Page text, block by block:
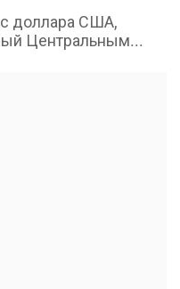
доллара США,
Центральным...